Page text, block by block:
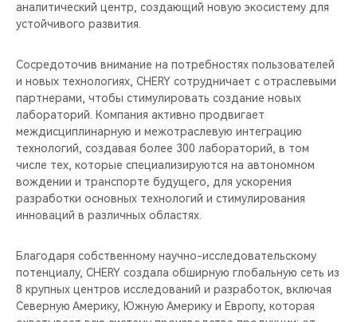
аналитический центр, создающий новую экосистему для
устойчивого развития.
Сосредоточив внимание на потребностях пользователей
и новых технологиях, CHERY сотрудничает с отраслевыми
партнерами, чтобы стимулировать создание новых
лабораторий. Компания активно продвигает
междисциплинарную и межотраслевую интеграцию
технологий, создавая более 300 лабораторий, в том
числе тех, которые специализируются на автономном
вождении и транспорте будущего, для ускорения
разработки основных технологий и стимулирования
инноваций в различных областях.
Благодаря собственному научно-исследовательскому
потенциалу, CHERY создала обширную глобальную сеть из
8 крупных центров исследований и разработок, включая
Северную Америку, Южную Америку и Европу, которая